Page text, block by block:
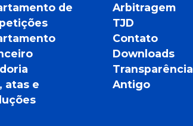
de
atas e
Arbitragem
TJD
Contato
Downloads
Transparência
Antigo